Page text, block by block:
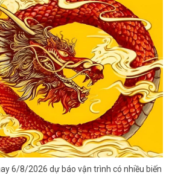
6/8/2026 dự báo vận trình có nhiều biến